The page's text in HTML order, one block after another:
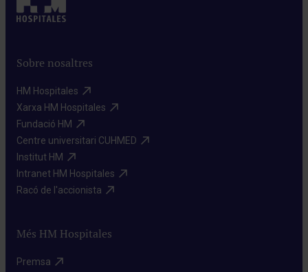
Sobre nosaltres
HM Hospitales​
Xarxa HM Hospitales​
Fundació HM​
Centre universitari CUHMED​
Institut HM​
Intranet HM Hospitales​
Racó de l'accionista​
Més HM Hospitales
Premsa​